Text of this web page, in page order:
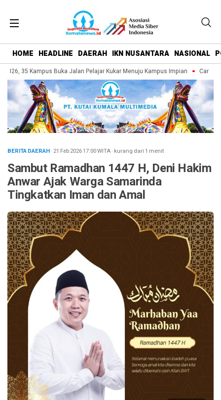
HOME HEADLINE DAERAH IKN NUSANTARA NASIONAL
35 Kampus Buka Jalan Pelajar Kukar Menuju Kampus Impian Campus
BERITA DAERAH· 21 Feb 202617:00WITA· kurang dari 1 menit
Sambut Ramadhan 1447 H, Deni Hakim
Anwar Ajak Warga Samarinda
Tingkatkan Iman dan Amal